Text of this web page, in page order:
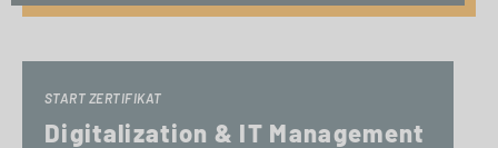
START ZERTIFIKAT
Digitalization & IT Management